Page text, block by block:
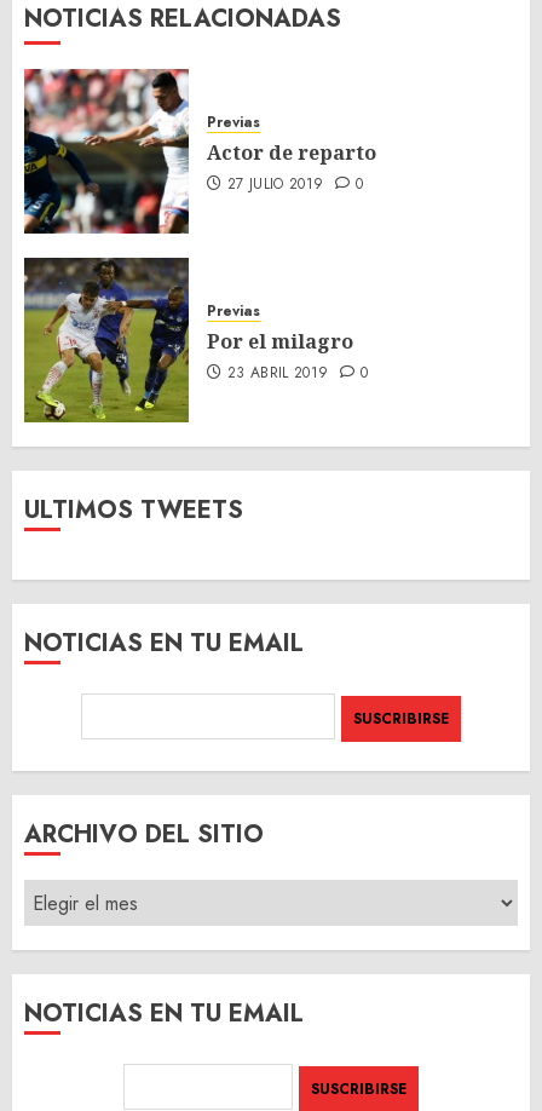
NOTICIAS RELACIONADAS
Previas
Actor de reparto
27 JULIO 2019 0
Previas
Por el milagro
23 ABRIL 2019 0
ULTIMOS TWEETS
NOTICIAS EN TU EMAIL
ARCHIVO DEL SITIO
ARCHIVO
DEL
SITIO
NOTICIAS EN TU EMAIL